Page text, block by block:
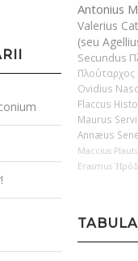
Antonius
Valerius
(seu
Secundus
Πλούταρχος
Ovidius
Flaccus
Maurus
Annæus
Maccius
Erasmus